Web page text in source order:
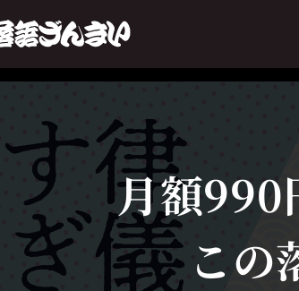
芸人
演目
上
月額990
この